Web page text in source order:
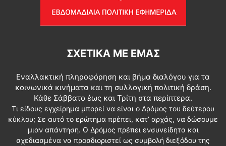
ΣΧΕΤΙΚΆ ΜΕ ΕΜΆΣ
Εναλλακτική πληροφόρηση και βήμα διαλόγου για τα
κοινωνικά κινήματα και τη συλλογική πολιτική δράση.
Κάθε Σάββατο έως και Τρίτη στα περίπτερα.
Τι είδους εγχείρημα μπορεί να είναι ο Δρόμος του δεύτερου
κύκλου; Σε αυτό το ερώτημα πρέπει, κατ’ αρχάς, να δώσουμε
μιαν απάντηση. Ο Δρόμος πρέπει ενσυνείδητα και
σχεδιασμένα να προσδιοριστεί ως συμβολή διεξόδου της